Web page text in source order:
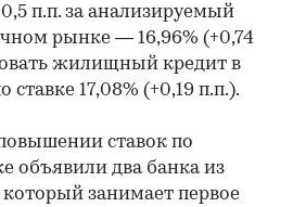
п.п. за анализируемый
рынке — 16,96% (+0,74
жилищный кредит в
17,08% (+0,19 п.п.).
ставок по
объявили два банка из
который занимает первое